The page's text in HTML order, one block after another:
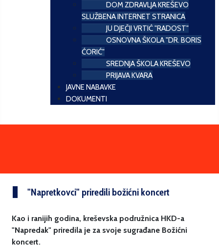
DOM ZDRAVLJA KREŠEVO
SLUŽBENA INTERNET STRANICA
JU DJEČJI VRTIĆ "RADOST"
OSNOVNA ŠKOLA "DR. BORIS
ĆORIĆ"
SREDNJA ŠKOLA KREŠEVO
PRIJAVA KVARA
JAVNE NABAVKE
DOKUMENTI
"Napretkovci" priredili božićni koncert
Kao i ranijih godina, kreševska podružnica HKD-a
"Napredak" priredila je za svoje sugrađane Božićni
koncert.